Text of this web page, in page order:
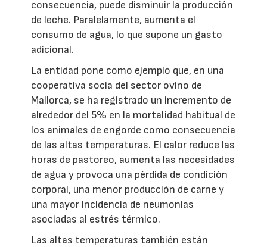
consecuencia, puede disminuir la producción
de leche. Paralelamente, aumenta el
consumo de agua, lo que supone un gasto
adicional.
La entidad pone como ejemplo que, en una
cooperativa socia del sector ovino de
Mallorca, se ha registrado un incremento de
alrededor del 5% en la mortalidad habitual de
los animales de engorde como consecuencia
de las altas temperaturas. El calor reduce las
horas de pastoreo, aumenta las necesidades
de agua y provoca una pérdida de condición
corporal, una menor producción de carne y
una mayor incidencia de neumonías
asociadas al estrés térmico.
Las altas temperaturas también están